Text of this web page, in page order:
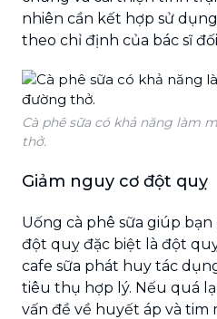
nhiên cần kết hợp sử
theo chỉ định của bác sĩ
Cà phê sữa có khả năng làm
thở.
Giảm nguy cơ đột quỵ
Uống cà phê sữa giúp
đột quỵ đặc biệt là đột
cafe sữa phát huy tác
tiêu thụ hợp lý. Nếu quá
vấn đề về huyết áp và tim